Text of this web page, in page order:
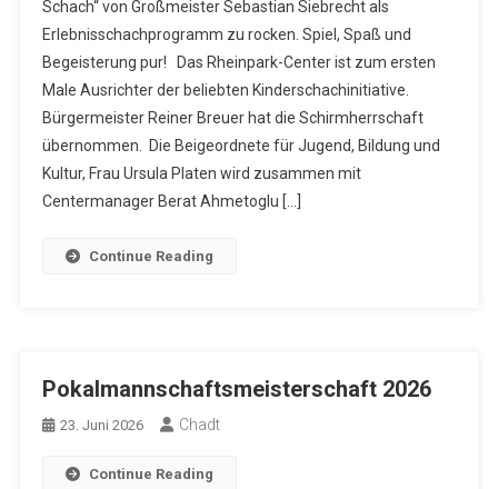
Schach“ von Großmeister Sebastian Siebrecht als
Erlebnisschachprogramm zu rocken. Spiel, Spaß und
Begeisterung pur! Das Rheinpark-Center ist zum ersten
Male Ausrichter der beliebten Kinderschachinitiative.
Bürgermeister Reiner Breuer hat die Schirmherrschaft
übernommen. Die Beigeordnete für Jugend, Bildung und
Kultur, Frau Ursula Platen wird zusammen mit
Centermanager Berat Ahmetoglu […]
Continue Reading
Pokalmannschaftsmeisterschaft 2026
23. Juni 2026 Chadt
Continue Reading